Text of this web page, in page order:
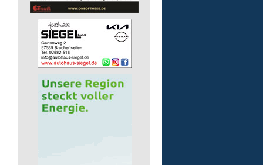
für Mittagessen
Lebenshilfe im Landkreis
GmbH
57537 Mittelhof